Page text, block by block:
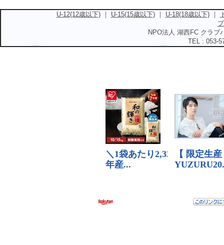
U-12(12歳以下)｜ U-15(15歳以下)｜ U-18(18歳以下)｜
NPO法人 湖西FC クラ
TEL : 053-